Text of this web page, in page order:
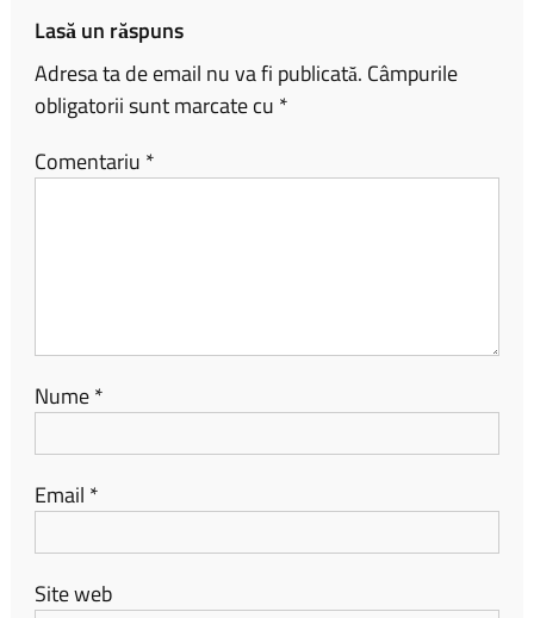
Lasă un răspuns
Adresa ta de email nu va fi publicată. Câmpurile
obligatorii sunt marcate cu *
Comentariu *
Nume*
Email *
Site web